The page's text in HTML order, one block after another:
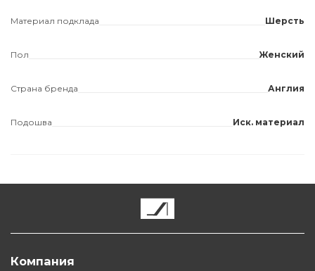
Материал подклада Шерсть
Пол Женский
Страна бренда Англия
Подошва Иск. материал
Компания